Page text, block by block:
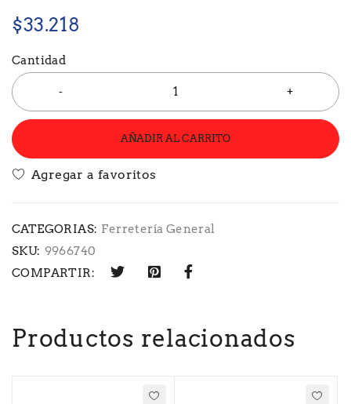
$33.218
Cantidad
AÑADIR AL CARRITO
CATEGORIAS: Ferretería General
SKU: 9966740
COMPARTIR:
Productos relacionados